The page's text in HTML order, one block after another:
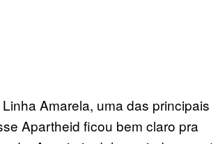
Amarela, uma das principais
Apartheid ficou bem claro pra